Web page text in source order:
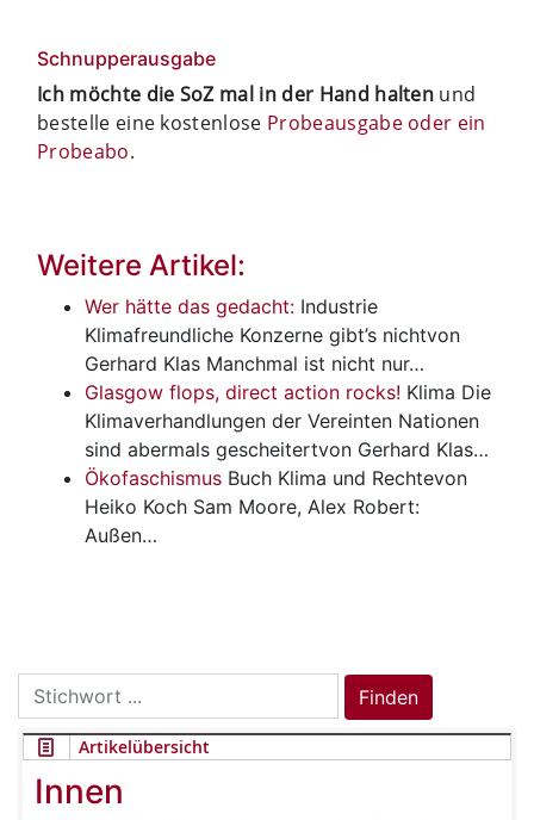
Schnupperausgabe
Ich möchte die SoZ mal in der Hand halten und
bestelle eine kostenlose Probeausgabe oder ein
Probeabo.
Weitere Artikel:
Wer hätte das gedacht: Industrie
Klimafreundliche Konzerne gibt’s nichtvon
Gerhard Klas Manchmal ist nicht nur…
Glasgow flops, direct action rocks! Klima Die
Klimaverhandlungen der Vereinten Nationen
sind abermals gescheitertvon Gerhard Klas…
Ökofaschismus Buch Klima und Rechtevon
Heiko Koch Sam Moore, Alex Robert:
Außen…
Search
for:
Finden
Artikelübersicht
Innen